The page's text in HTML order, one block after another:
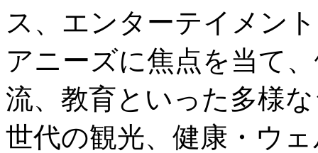
ス、エンターテイメン
アニーズに焦点を当て
流、教育といった多様
世代の観光、健康・ウ